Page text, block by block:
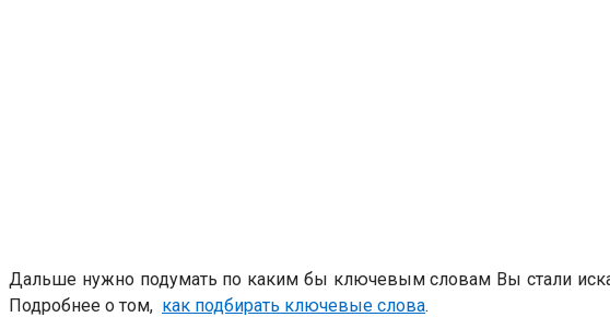
Дальше нужно подумать по каким бы ключевым словам Вы стали
Подробнее о том, как подбирать ключевые слова.